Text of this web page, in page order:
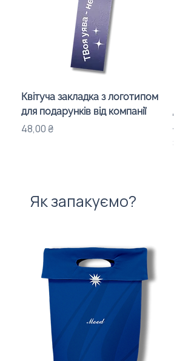
Квітуча закладка з логотипом
для подарунків від компанії
Ціна
48,00 ₴
для
Ціна
Як запакуємо?